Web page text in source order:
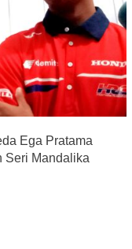
Ega Pratama
Seri Mandalika